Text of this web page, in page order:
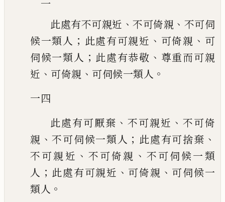
此處有不可親近 、 不可倚親 、 不可伺
候一類人 ； 此處有可親近 、 可倚親 、 可
伺候一類人 ； 此處有恭敬 、 尊重而可親
近 、 可倚親 、 可伺候一類人 。
一四
此處有可厭棄 、 不可親近 、 不可倚
親 、不可伺候一類人 ； 此處有可捨棄 、
不可親近 、 不可倚親 、 不可伺候一類
人 ； 此處有可親近 、 可倚親 、 可伺候一
類人 。